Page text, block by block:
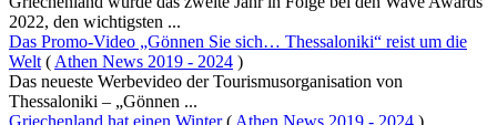
2022, den wichtigsten ...
Das Promo-Video „Gönnen Sie sich… Thessaloniki“ reist um die
Welt ( Athen News 2019 - 2024 )
Das neueste Werbevideo der Tourismusorganisation von
Thessaloniki – „Gönnen ...
Griechenland hat einen Winter( Athen News 2019 - 2024 )